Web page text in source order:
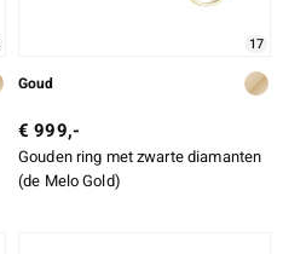
17
Goud
€ 999,-
Gouden ring met zwarte diamanten
(de Melo Gold)